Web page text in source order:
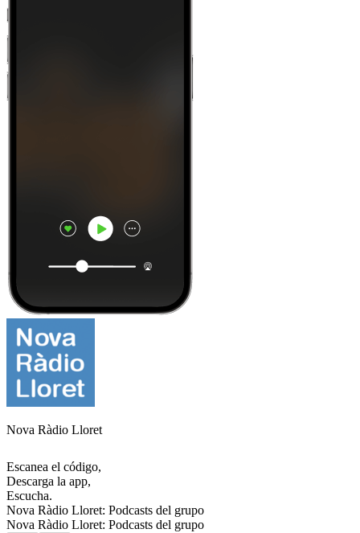
Nova Ràdio Lloret
Escanea el código,
Descarga la app,
Escucha.
Nova Ràdio Lloret: Podcasts del grupo
Nova Ràdio Lloret: Podcasts del grupo